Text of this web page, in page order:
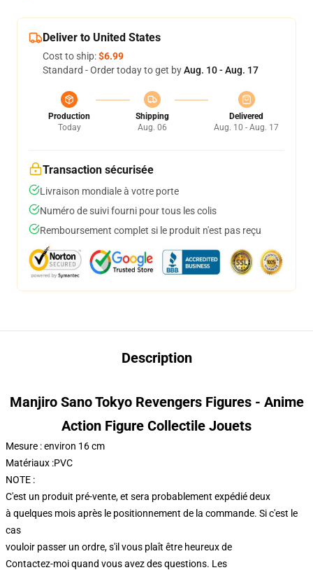
Deliver to United States
Cost to ship:$6.99
Standard - Order today to get byAug. 10 - Aug. 17
Production
Today
Shipping
Aug. 06
Delivered
Aug. 10 - Aug. 17
Transaction sécurisée
Livraison mondiale à votre porte
Numéro de suivi fourni pour tous les colis
Remboursement complet si le produit n'est pas reçu
Description
Manjiro Sano Tokyo Revengers Figures - Anime
Action Figure Collectile Jouets
Mesure : environ 16 cm
Matériaux :PVC
NOTE :
C'est un produit pré-vente, et sera probablement expédié deux
à quelques mois après le positionnement de la commande. Si c'est le
cas
vouloir passer un ordre, s'il vous plaît être heureux de
Contactez-moi quand vous avez des questions. Les